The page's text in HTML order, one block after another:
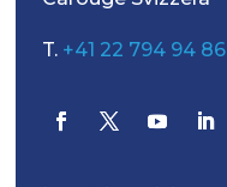
T. +41 22 794 94 86